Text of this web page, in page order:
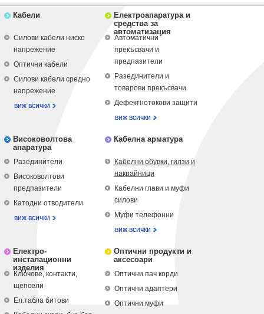
Кабели
Силови кабели ниско
напрежение
Оптични кабели
Силови кабели средно
напрежение
виж всички
Електроапаратура и
средства за
автоматизация
Автоматични
прекъсвачи и
предпазители
Разединители и
товарови прекъсвачи
Дефектнотокови защити
виж всички
Високоволтова
апаратура
Разединители
Високоволтови
предпазители
Катодни отводители
виж всички
Кабелна арматура
Кабелни обувки, гилзи и
накрайници
Кабелни глави и муфи
силови
Муфи телефонни
виж всички
Електро-
инсталационни
изделия
Ключове, контакти,
щепсели
Ел.табла битови
Оптични продукти и
аксесоари
Оптични пач корди
Оптични адаптери
Оптични муфи